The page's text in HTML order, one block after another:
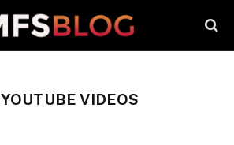
YOUTUBE VIDEOS